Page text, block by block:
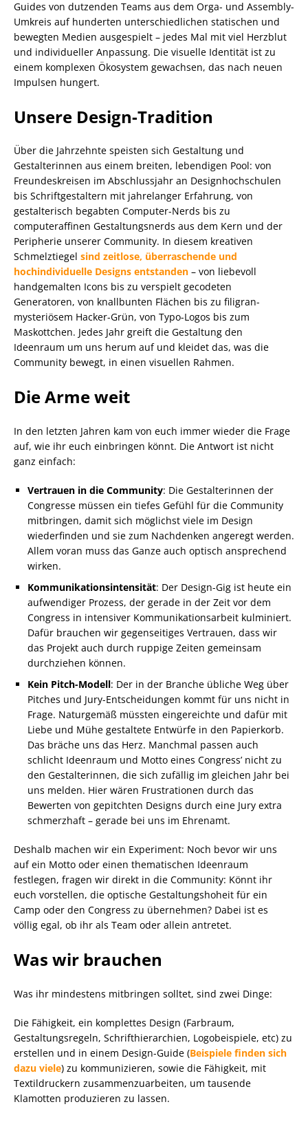
Guides von dutzenden Teams aus dem Orga- und Assembly-
Umkreis auf hunderten unterschiedlichen statischen und
bewegten Medien ausgespielt – jedes Mal mit viel Herzblut
und individueller Anpassung. Die visuelle Identität ist zu
einem komplexen Ökosystem gewachsen, das nach neuen
Impulsen hungert.
Unsere Design-Tradition
Über die Jahrzehnte speisten sich Gestaltung und
Gestalterinnen aus einem breiten, lebendigen Pool: von
Freundeskreisen im Abschlussjahr an Designhochschulen
bis Schriftgestaltern mit jahrelanger Erfahrung, von
gestalterisch begabten Computer-Nerds bis zu
computeraffinen Gestaltungsnerds aus dem Kern und der
Peripherie unserer Community. In diesem kreativen
Schmelztiegel sind zeitlose, überraschende und
hochindividuelle Designs entstanden – von liebevoll
handgemalten Icons bis zu verspielt gecodeten
Generatoren, von knallbunten Flächen bis zu filigran-
mysteriösem Hacker-Grün, von Typo-Logos bis zum
Maskottchen. Jedes Jahr greift die Gestaltung den
Ideenraum um uns herum auf und kleidet das, was die
Community bewegt, in einen visuellen Rahmen.
Die Arme weit
In den letzten Jahren kam von euch immer wieder die Frage
auf, wie ihr euch einbringen könnt. Die Antwort ist nicht
ganz einfach:
Vertrauen in die Community: Die Gestalterinnen der
Congresse müssen ein tiefes Gefühl für die Community
mitbringen, damit sich möglichst viele im Design
wiederfinden und sie zum Nachdenken angeregt werden.
Allem voran muss das Ganze auch optisch ansprechend
wirken.
Kommunikationsintensität: Der Design-Gig ist heute ein
aufwendiger Prozess, der gerade in der Zeit vor dem
Congress in intensiver Kommunikationsarbeit kulminiert.
Dafür brauchen wir gegenseitiges Vertrauen, dass wir
das Projekt auch durch ruppige Zeiten gemeinsam
durchziehen können.
Kein Pitch-Modell: Der in der Branche übliche Weg über
Pitches und Jury-Entscheidungen kommt für uns nicht in
Frage. Naturgemäß müssten eingereichte und dafür mit
Liebe und Mühe gestaltete Entwürfe in den Papierkorb.
Das bräche uns das Herz. Manchmal passen auch
schlicht Ideenraum und Motto eines Congress’ nicht zu
den Gestalterinnen, die sich zufällig im gleichen Jahr bei
uns melden. Hier wären Frustrationen durch das
Bewerten von gepitchten Designs durch eine Jury extra
schmerzhaft – gerade bei uns im Ehrenamt.
Deshalb machen wir ein Experiment: Noch bevor wir uns
auf ein Motto oder einen thematischen Ideenraum
festlegen, fragen wir direkt in die Community: Könnt ihr
euch vorstellen, die optische Gestaltungshoheit für ein
Camp oder den Congress zu übernehmen? Dabei ist es
völlig egal, ob ihr als Team oder allein antretet.
Was wir brauchen
Was ihr mindestens mitbringen solltet, sind zwei Dinge:
Die Fähigkeit, ein komplettes Design (Farbraum,
Gestaltungsregeln, Schrifthierarchien, Logobeispiele, etc) zu
erstellen und in einem Design-Guide (Beispiele finden sich
dazu viele) zu kommunizieren, sowie die Fähigkeit, mit
Textildruckern zusammenzuarbeiten, um tausende
Klamotten produzieren zu lassen.